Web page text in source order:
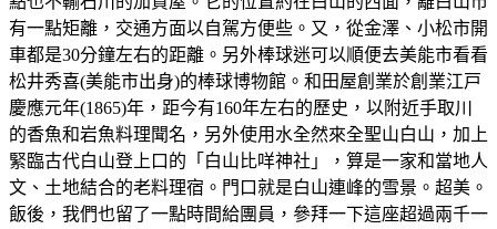
有一點矩離，交通方面以自駕方便些。又，從金澤、小松市開
車都是30分鐘左右的距離。另外棒球迷可以順便去美能市看看
松井秀喜(美能市出身)的棒球博物館。和田屋創業於創業江戸
慶應元年(1865)年，距今有160年左右的歷史，以附近手取川
的香魚和岩魚料理聞名，另外使用水全然來全聖山白山，加上
緊臨古代白山登上口的「白山比咩神社」，算是一家和當地人
文、土地結合的老料理宿。門口就是白山連峰的雪景。超美。
飯後，我們也留了一點時間給團員，參拜一下這座超過兩千一